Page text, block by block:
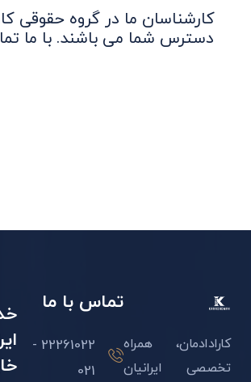
کارشناسان ما در گروه حقوقی
دسترس شما می باشند. با ما
کارادادمان، همراه
تخصصی ایرانیان
تماس با ما
22261022 -
021